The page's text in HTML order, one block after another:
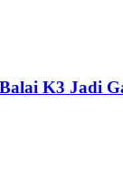
K3 Jadi